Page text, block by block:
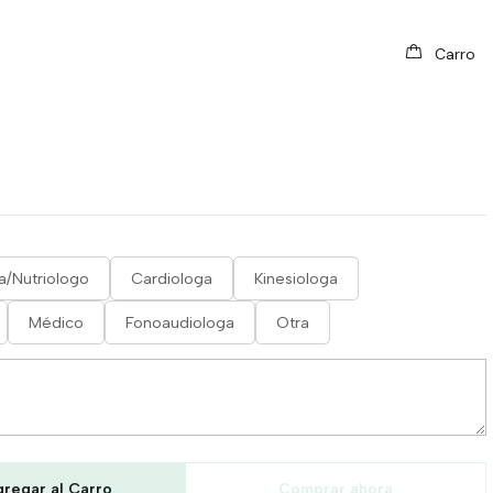
Carro
DE LA
Nutriologo Cardiologa Kinesiologa
Médico Fonoaudiologa Otra
al Carro Comprar ahora